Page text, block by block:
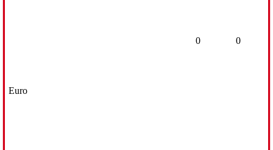
Euro
0 0